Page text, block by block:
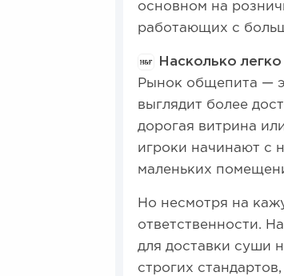
основном на
работающих с
Насколько
Рынок общепита —
выглядит более
дорогая витрина
игроки начинают с
маленьких
Но несмотря на
ответственности.
для доставки суши
строгих